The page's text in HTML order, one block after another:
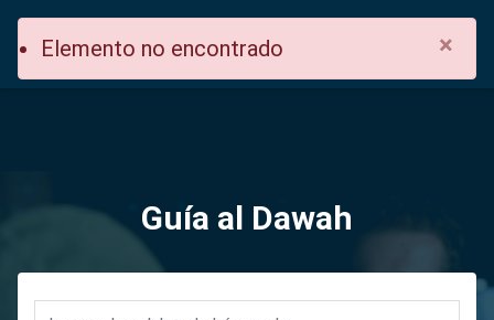
Elemento no encontrado ×
Guía al Dawah